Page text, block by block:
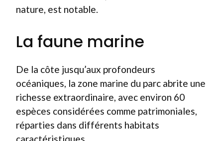
nature, est notable.
La faune marine
De la côte jusqu’aux profondeurs
océaniques, la zone marine du parc abrite une
richesse extraordinaire, avec environ 60
espèces considérées comme patrimoniales,
réparties dans différents habitats
caractéristiques.